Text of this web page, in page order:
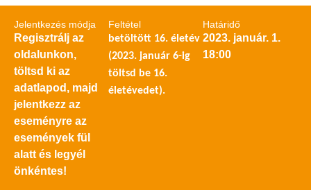
Jelentkezés módja
Regisztrálj az
oldalunkon,
töltsd ki az
adatlapod, majd
jelentkezz az
eseményre az
események fül
alatt és legyél
önkéntes!
Feltétel
betöltött 16. életév
(2023. január 6-ig
töltsd be 16.
életévedet).
Határidő
2023. január. 1.
18:00